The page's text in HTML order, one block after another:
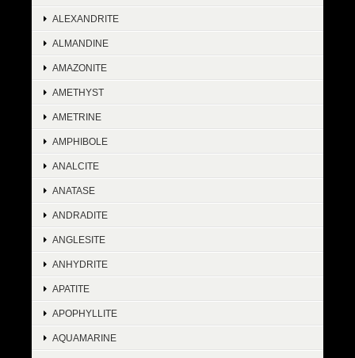
ALEXANDRITE
ALMANDINE
AMAZONITE
AMETHYST
AMETRINE
AMPHIBOLE
ANALCITE
ANATASE
ANDRADITE
ANGLESITE
ANHYDRITE
APATITE
APOPHYLLITE
AQUAMARINE